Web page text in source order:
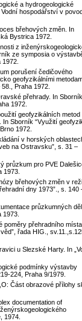
a hydrogeologické
hospodářství v
břehových změn. In
Bystrica 1972.
z
ze symposia o
porušení čedičového
geofyzikálními
Praha 1972.
přehrady. In Sborník
1972.
geofyzikálních metod
Sborník “Využití
1972.
v horských
na Ostravsku”, s. 31 –
průzkum pro PVE
1973.
břehových změn v
dny 1973”., s. 140
průzkumných
1973.
poměry přehradního místa
řada HIG.,
u Slezské Harty. In
podmínky výstavby
224, Praha 9/1979.
Část obrazové přílohy
documentation of
1974.